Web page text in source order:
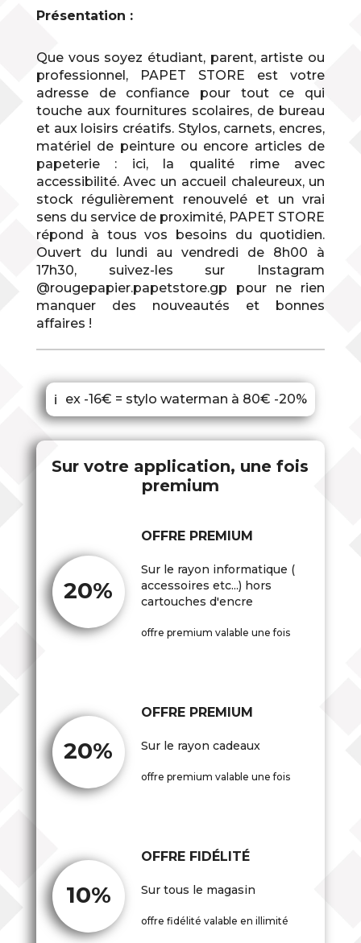
Présentation :
Que vous soyez étudiant, parent, artiste ou
professionnel, PAPET STORE est votre
adresse de confiance pour tout ce qui
touche aux fournitures scolaires, de bureau
et aux loisirs créatifs. Stylos, carnets, encres,
matériel de peinture ou encore articles de
papeterie : ici, la qualité rime avec
accessibilité. Avec un accueil chaleureux, un
stock régulièrement renouvelé et un vrai
sens du service de proximité, PAPET STORE
répond à tous vos besoins du quotidien.
Ouvert du lundi au vendredi de 8h00 à
17h30, suivez-les sur Instagram
@rougepapier.papetstore.gp pour ne rien
manquer des nouveautés et bonnes
affaires !
ℹ ex -16€ = stylo waterman à 80€ -20%
Sur votre application, une fois
premium
20%
OFFRE PREMIUM
Sur le rayon informatique (
accessoires etc...) hors
cartouches d'encre
offre premium valable une fois
20%
OFFRE PREMIUM
Sur le rayon cadeaux
offre premium valable une fois
10%
OFFRE FIDÉLITÉ
Sur tous le magasin
offre fidélité valable en illimité